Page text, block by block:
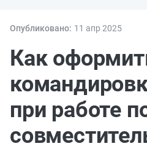
05.08 Систему страхования вкладов
05.08
#новости
Опубликовано: 11 апр 2025
Как
при работе